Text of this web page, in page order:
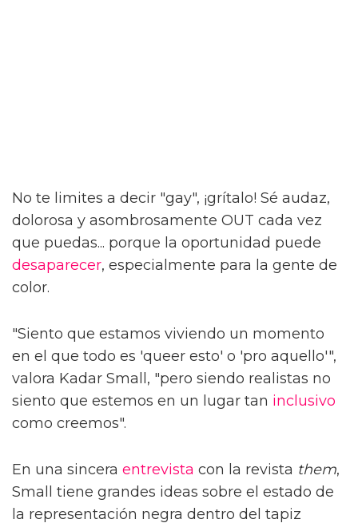
No te limites a decir "gay", ¡grítalo! Sé audaz,
dolorosa y asombrosamente OUT cada vez
que puedas... porque la oportunidad puede
desaparecer, especialmente para la gente de
color.
"Siento que estamos viviendo un momento
en el que todo es 'queer esto' o 'pro aquello'",
valora Kadar Small, "pero siendo realistas no
siento que estemos en un lugar tan inclusivo
como creemos".
En una sincera entrevista con la revista them,
Small tiene grandes ideas sobre el estado de
la representación negra dentro del tapiz